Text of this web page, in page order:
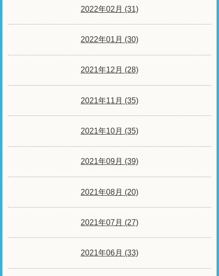
2022年02月 (31)
2022年01月 (30)
2021年12月 (28)
2021年11月 (35)
2021年10月 (35)
2021年09月 (39)
2021年08月 (20)
2021年07月 (27)
2021年06月 (33)